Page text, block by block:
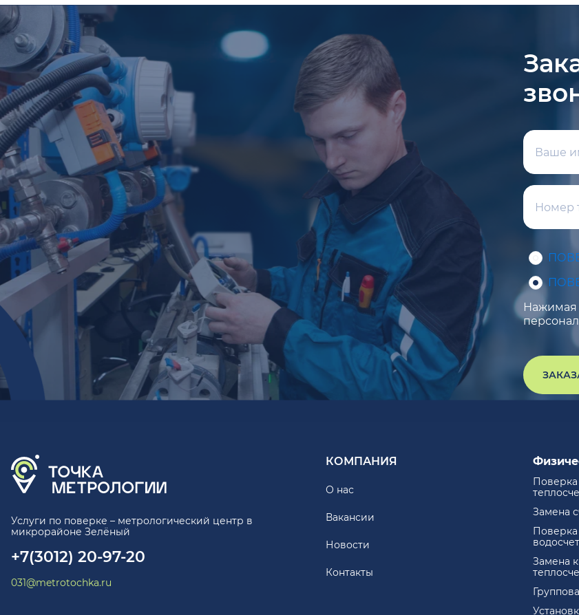
Нажимая
Услуги по поверке – метрологический центр в
микрорайоне Зелёный
+7(3012) 20-97-20
031@metrotochka.ru
КОМПАНИЯ
О нас
Вакансии
Новости
Контакты
Замена
Замена